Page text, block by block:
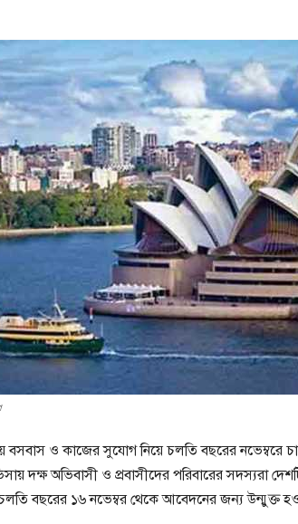
বসবাস ও কাজের সুযোগ নিয়ে চলতি বছরের নভেম্বরে
দক্ষ অভিবাসী ও প্রবাসীদের পরিবারের সদস্যরা
বছরের ১৬ নভেম্বর থেকে আবেদনের জন্য উন্মুক্ত